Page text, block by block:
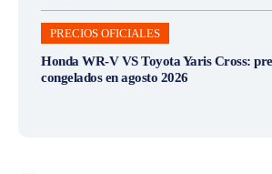
PRECIOS OFICIALES
Honda WR-V VS Toyota Yaris Cross:
congelados en agosto 2026